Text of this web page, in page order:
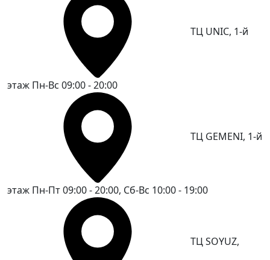
ТЦ UNIC, 1-й
этаж Пн-Вс 09:00 - 20:00
ТЦ GEMENI, 1-й
этаж Пн-Пт 09:00 - 20:00, Сб-Вс 10:00 - 19:00
ТЦ SOYUZ,